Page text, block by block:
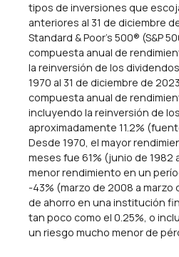
tipos de inversiones que
anteriores al 31 de diciembre
Standard & Poor's 500® (S&P
compuesta anual de
la reinversión de los
1970 al 31 de diciembre de
compuesta anual de
incluyendo la reinversión de
aproximadamente 11.2%
Desde 1970, el mayor
meses fue 61% (junio de 1982
menor rendimiento en un
-43% (marzo de 2008 a marzo
de ahorro en una institución
tan poco como el 0.25%, o
un riesgo mucho menor de